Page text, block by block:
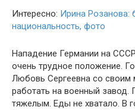
Интересно: Ирина Розанова:
национальность, фото
Нападение Германии на
очень трудное положение.
Любовь Сергеевна со
работать на военный
тяжелым. Еды не хватало. В